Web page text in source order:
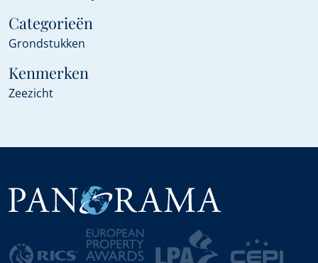
Categorieën
Grondstukken
Kenmerken
Zeezicht